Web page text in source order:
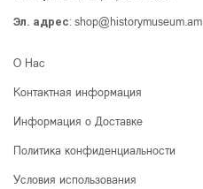
Эл. адрес: shop@historymuseum.am
О Нас
Контактная информация
Информация о Доставке
Политика конфиденциальности
Условия использования